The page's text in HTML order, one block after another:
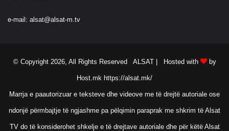
e-mail: alsat@alsat-m.tv
© Copyright 2026, All Rights Reserved ALSAT | Hosted with by
Host.mk https://alsat.mk/
Marrja e paautorizuar e teksteve dhe videove me të drejtë autoriale ose
ndonjë përmbajtje të ngjashme pa pëlqimin paraprak me shkrim të Alsat
TV do të konsiderohet shkelje e të drejtave autoriale dhe për këtë Alsat